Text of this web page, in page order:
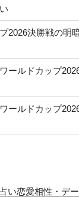
2026決勝戦の明
ールドカップ
ールドカップ
い恋愛相性・デ